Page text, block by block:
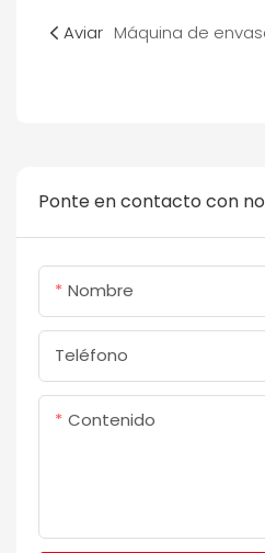
Aviar
Ponte en contacto con
Nombre
Teléfono
Contenido